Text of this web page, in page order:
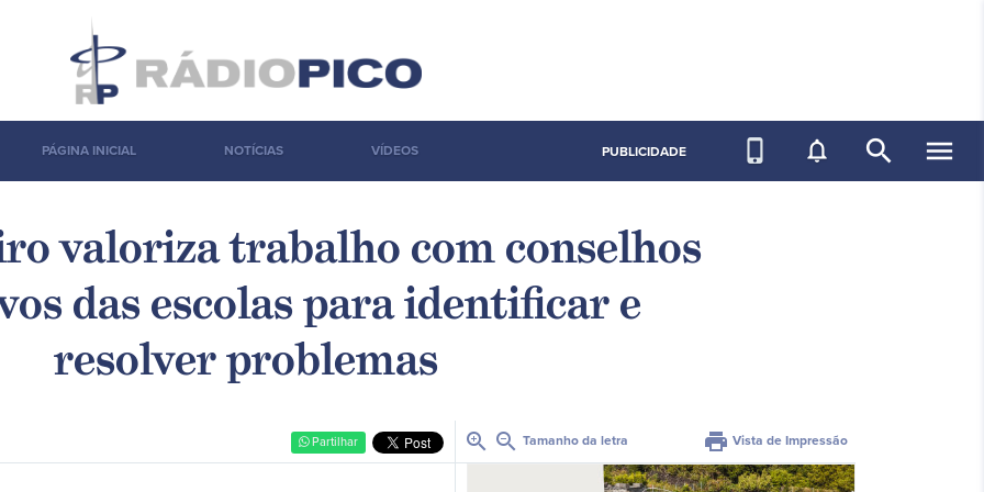
PÁGINA INICIAL NOTÍCIAS VÍDEOS PUBLICIDADE phone_iphone notifications_none search menu
valoriza trabalho com conselhos
das escolas para identificar e
resolver problemas
Partilhar zoom_in zoom_out Tamanho da letra print Vista de Impressão